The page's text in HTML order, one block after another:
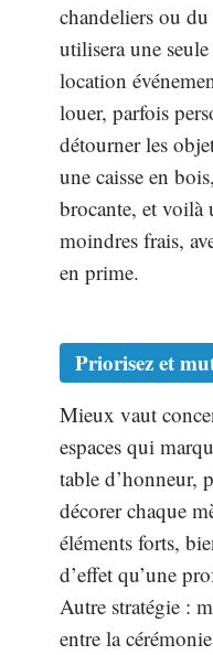
chandeliers ou
utilisera une
location
louer, parfois
détourner les
une caisse en
brocante, et voilà
moindres frais,
en prime.
Priorisez et
Mieux vaut
espaces qui
table d’honneur,
décorer chaque
éléments forts,
d’effet qu’une
Autre stratégie :
entre la